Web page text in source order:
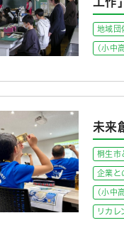
地域団
(小中
未来
桐生市
企業と
(小中
リカレ